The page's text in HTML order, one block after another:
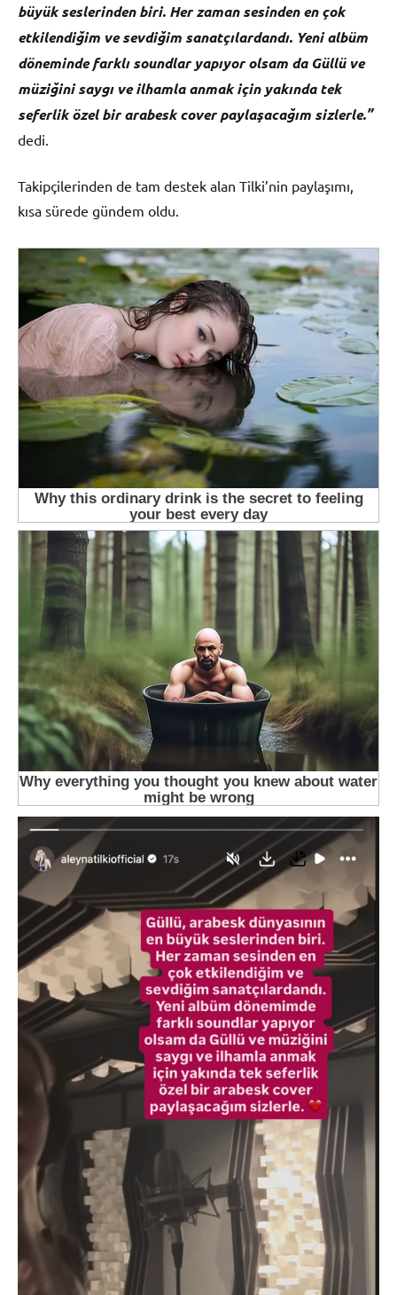
büyük seslerinden biri. Her zaman sesinden en çok
etkilendiğim ve sevdiğim sanatçılardandı. Yeni albüm
döneminde farklı soundlar yapıyor olsam da Güllü ve
müziğini saygı ve ilhamla anmak için yakında tek
seferlik özel bir arabesk cover paylaşacağım sizlerle.”
dedi.
Takipçilerinden de tam destek alan Tilki’nin paylaşımı,
kısa sürede gündem oldu.